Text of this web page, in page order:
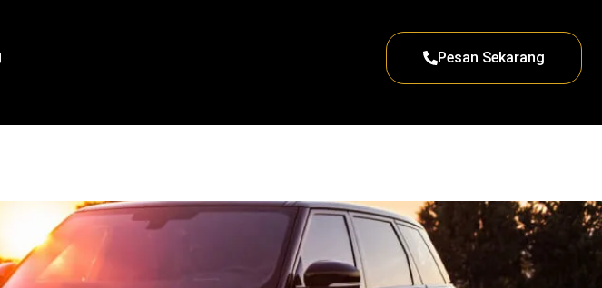
Pesan Sekarang